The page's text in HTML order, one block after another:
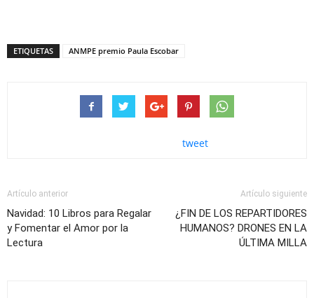
ETIQUETAS ANMPE premio Paula Escobar
tweet
Artículo anterior
Navidad: 10 Libros para Regalar
y Fomentar el Amor por la
Lectura
Artículo siguiente
¿FIN DE LOS REPARTIDORES
HUMANOS? DRONES EN LA
ÚLTIMA MILLA